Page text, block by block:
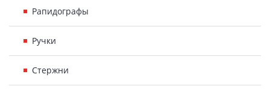
Рапидографы
Ручки
Стержни